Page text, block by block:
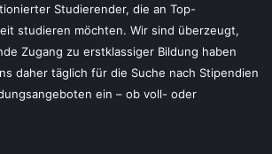
Studierender, die an Top-
studieren möchten. Wir sind überzeugt,
Zugang zu erstklassiger Bildung haben
daher täglich für die Suche nach Stipendien
ein – ob voll- oder